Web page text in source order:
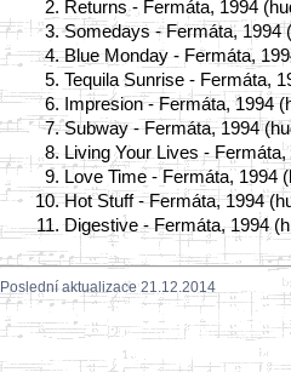
2. Returns - Fermáta, 1994
3. Somedays - Fermáta, 1994
4. Blue Monday - Fermáta,
5. Tequila Sunrise - Fermáta,
6.
Impresion - Fermáta, 1994
7. Subway - Fermáta, 1994
8. Living Your Lives -
9. Love Time - Fermáta, 1994
10. Hot Stuff - Fermáta, 1994
11. Digestive - Fermáta, 1994
Poslední aktualizace 21.12.2014